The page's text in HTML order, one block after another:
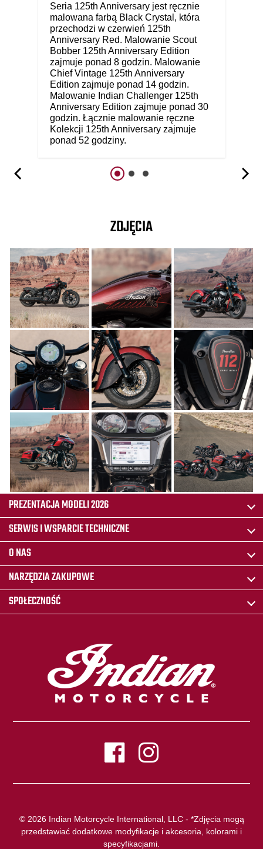
Seria 125th Anniversary jest ręcznie
malowana farbą Black Crystal, która
przechodzi w czerwień 125th
Anniversary Red. Malowanie Scout
Bobber 125th Anniversary Edition
zajmuje ponad 8 godzin. Malowanie
Chief Vintage 125th Anniversary
Edition zajmuje ponad 14 godzin.
Malowanie Indian Challenger 125th
Anniversary Edition zajmuje ponad 30
godzin. Łącznie malowanie ręczne
Kolekcji 125th Anniversary zajmuje
ponad 52 godziny.
ZDJĘCIA
PREZENTACJA MODELI 2026
SERWIS I WSPARCIE TECHNICZNE
O NAS
NARZĘDZIA ZAKUPOWE
SPOŁECZNOŚĆ
© 2026 Indian Motorcycle International, LLC - *Zdjęcia mogą
przedstawiać dodatkowe modyfikacje i akcesoria, kolorami i
specyfikacjami.